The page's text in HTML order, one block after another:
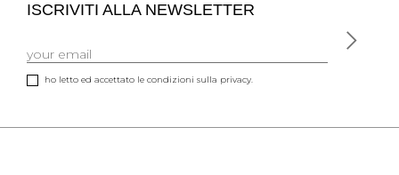
ISCRIVITI ALLA NEWSLETTER
ho letto ed accettato le condizioni sulla privacy.